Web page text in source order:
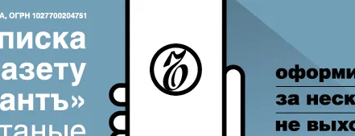
Реклама в «Ъ» www.kommersant.ru/ad